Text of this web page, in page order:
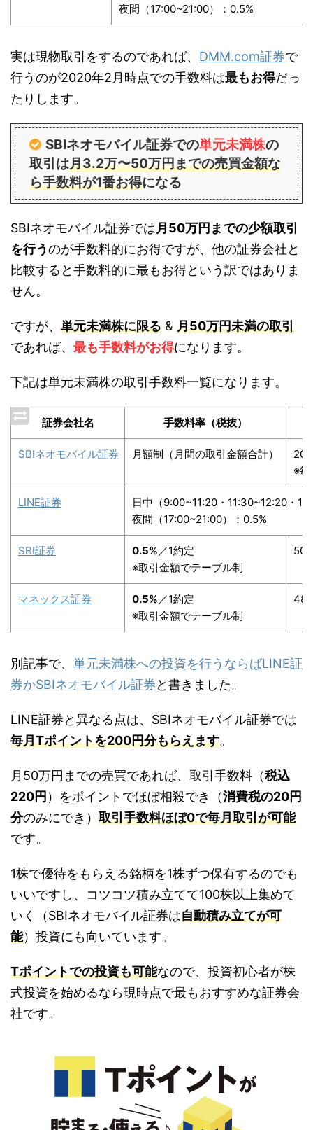
夜間（17:00~21:00）：0.5%
実は現物取引をするのであれば、 DMM.com証券で
行うのが2020年2月時点での手数料は最もお得だっ
たりします。
SBIネオモバイル証券での単元未満株の
取引は月3.2万〜50万円までの売買金額な
ら手数料が1番お得になる
SBIネオモバイル証券では月50万円までの少額取引
を行うのが手数料的にお得ですが、他の証券会社と
比較すると手数料的に最もお得という訳ではありま
せん。
ですが、 単元未満株に限る & 月50万円未満の取引
であれば、 最も手数料がお得になります。
下記は単元未満株の取引手数料一覧になります。
証券会社名 手数料率（税抜）
SBIネオモバイル証券 月額制（月間の取引金額合計）
※毎
LINE証券
日中（9:00~11:20・11:30~12:20・
夜間（17:00~21:00）：0.5%
SBI証券 0.5% ／1約定
※取引金額でテーブル制
50
マネックス証券 0.5% ／1約定
※取引金額でテーブル制
48
別記事で、 単元未満株への投資を行うならばLINE証
券かSBIネオモバイル証券と書きました。
LINE証券と異なる点は、SBIネオモバイル証券では
毎月Tポイントを200円分もらえます。
月50万円までの売買であれば、取引手数料（税込
220円）をポイントでほぼ相殺でき（消費税の20円
分のみにでき） 取引手数料ほぼ0で毎月取引が可能
です。
1株で優待をもらえる銘柄を1株ずつ保有するのでも
いいですし、コツコツ積み立てて100株以上集めて
いく（SBIネオモバイル証券は自動積み立てが可
能）投資にも向いています。
Tポイントでの投資も可能なので、投資初心者が株
式投資を始めるなら現時点で最もおすすめな証券会
社です。